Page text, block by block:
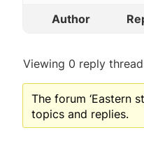
Author
Viewing 0 reply
The forum ‘Eastern
topics and replies.